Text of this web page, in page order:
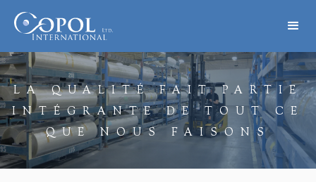
LA QUALITÉ FAIT PARTIE
INTÉGRANTE DE TOUT CE
QUE NOUS FAISONS